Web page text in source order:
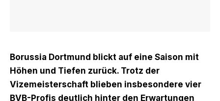
Borussia Dortmund blickt auf eine Saison mit
Höhen und Tiefen zurück. Trotz der
Vizemeisterschaft blieben insbesondere vier
BVB-Profis deutlich hinter den Erwartungen